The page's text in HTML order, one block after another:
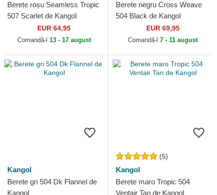
Berete roșu Seamless Tropic
507 Scarlet de Kangol
EUR 64,95
Comandă-l 13 - 17 august
Berete negru Cross Weave
504 Black de Kangol
EUR 69,95
Comandă-l 7 - 11 august
Kangol
Berete gri 504 Dk Flannel de
Kangol
(5)
Kangol
Berete maro Tropic 504
Ventair Tan de Kangol